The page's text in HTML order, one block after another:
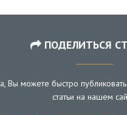
ПОДЕЛИТЬСЯ
Вы можете быстро
статьи на нашем